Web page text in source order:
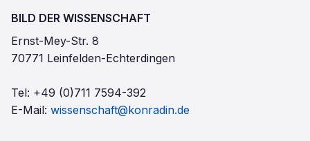
BILD DER WISSENSCHAFT
Ernst-Mey-Str. 8
70771 Leinfelden-Echterdingen
Tel: +49 (0)711 7594-392
E-Mail: wissenschaft@konradin.de